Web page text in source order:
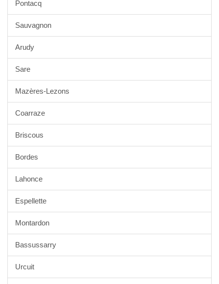
Pontacq
Sauvagnon
Arudy
Sare
Mazères-Lezons
Coarraze
Briscous
Bordes
Lahonce
Espellette
Montardon
Bassussarry
Urcuit